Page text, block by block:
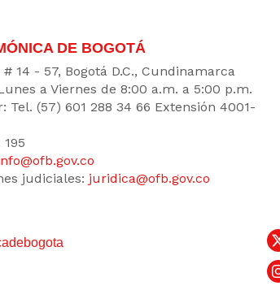
DE BOGOTÁ
14 - 57, Bogotá D.C., Cundinamarca
a Viernes de 8:00 a.m. a 5:00 p.m.
Tel. (57) 601 288 34 66 Extensión 4001-
judiciales: juridica@ofb.gov.co